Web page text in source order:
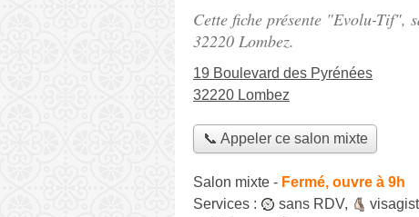
Cette fiche présente "Evolu-Tif",
32220 Lombez.
19 Boulevard des Pyrénées
32220 Lombez
📞 Appeler ce salon mixte
Salon mixte - Fermé, ouvre à 9h
Services :
sans RDV,